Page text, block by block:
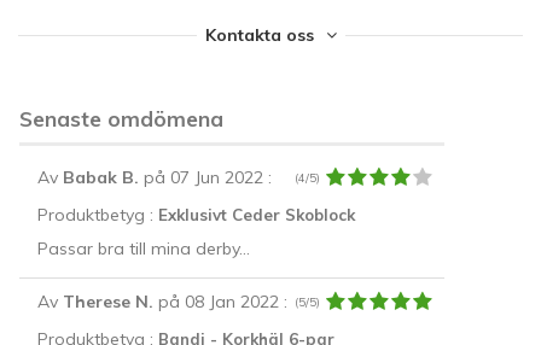
Kontakta oss
Senaste omdömena
Av Babak B. på 07 Jun 2022: (4/5)
Produktbetyg : Exklusivt Ceder Skoblock
Passar bra till mina derby...
Av Therese N. på 08 Jan 2022: (5/5)
Produktbetyg : Bandi - Korkhäl 6-par